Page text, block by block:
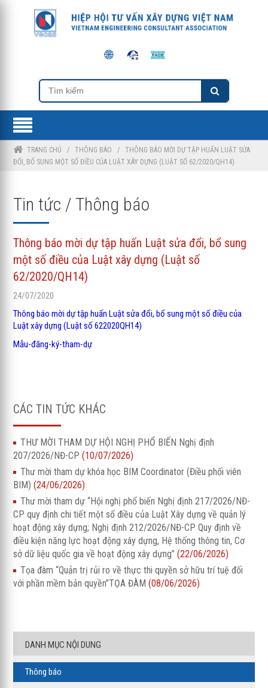
TRANG CHỦ /THÔNG BÁO /THÔNG BÁO MỜI DỰ TẬP HUẤN LUẬT SỬA
ĐỔI, BỔ SUNG MỘT SỐ ĐIỀU CỦA LUẬT XÂY DỰNG (LUẬT SỐ 62/2020/QH14)
Tin tức / Thông báo
Thông báo mời dự tập huấn Luật sửa đổi, bổ sung
một số điều của Luật xây dựng (Luật số
62/2020/QH14)
24/07/2020
Thông báo mời dự tập huấn Luật sửa đổi, bổ sung một số điều của
Luật xây dựng (Luật số 622020QH14)
Mẫu-đăng-ký-tham-dự
CÁC TIN TỨC KHÁC
THƯ MỜI THAM DỰ HỘI NGHỊ PHỔ BIẾN Nghị định
207/2026/NĐ-CP(10/07/2026)
Thư mời tham dự khóa học BIM Coordinator (Điều phối viên
BIM)(24/06/2026)
Thư mời tham dự “Hội nghị phổ biến Nghị định 217/2026/NĐ-
CP quy định chi tiết một số điều của Luật Xây dựng về quản lý
hoạt động xây dựng; Nghị định 212/2026/NĐ-CP Quy định về
điều kiện năng lực hoạt động xây dựng, Hệ thống thông tin, Cơ
sở dữ liệu quốc gia về hoạt động xây dựng”(22/06/2026)
Tọa đàm “Quản trị rủi ro về thực thi quyền sở hữu trí tuệ đối
với phần mềm bản quyền”TỌA ĐÀM(08/06/2026)
DANH MỤC NỘI DUNG
Thông báo